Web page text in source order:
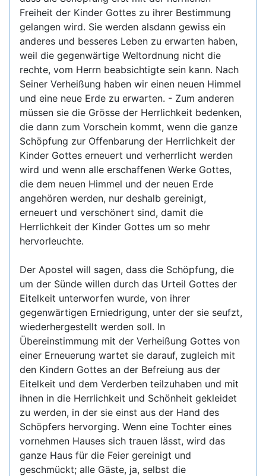
Freiheit der Kinder Gottes zu ihrer Bestimmung
gelangen wird. Sie werden alsdann gewiss ein
anderes und besseres Leben zu erwarten haben,
weil die gegenwärtige Weltordnung nicht die
rechte, vom Herrn beabsichtigte sein kann. Nach
Seiner Verheißung haben wir einen neuen Himmel
und eine neue Erde zu erwarten. - Zum anderen
müssen sie die Grösse der Herrlichkeit bedenken,
die dann zum Vorschein kommt, wenn die ganze
Schöpfung zur Offenbarung der Herrlichkeit der
Kinder Gottes erneuert und verherrlicht werden
wird und wenn alle erschaffenen Werke Gottes,
die dem neuen Himmel und der neuen Erde
angehören werden, nur deshalb gereinigt,
erneuert und verschönert sind, damit die
Herrlichkeit der Kinder Gottes um so mehr
hervorleuchte.
Der Apostel will sagen, dass die Schöpfung, die
um der Sünde willen durch das Urteil Gottes der
Eitelkeit unterworfen wurde, von ihrer
gegenwärtigen Erniedrigung, unter der sie seufzt,
wiederhergestellt werden soll. In
Übereinstimmung mit der Verheißung Gottes von
einer Erneuerung wartet sie darauf, zugleich mit
den Kindern Gottes an der Befreiung aus der
Eitelkeit und dem Verderben teilzuhaben und mit
ihnen in die Herrlichkeit und Schönheit gekleidet
zu werden, in der sie einst aus der Hand des
Schöpfers hervorging. Wenn eine Tochter eines
vornehmen Hauses sich trauen lässt, wird das
ganze Haus für die Feier gereinigt und
geschmückt; alle Gäste, ja, selbst die